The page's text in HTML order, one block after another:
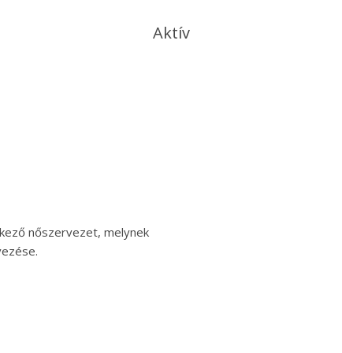
Aktív
nőszervezet, melynek